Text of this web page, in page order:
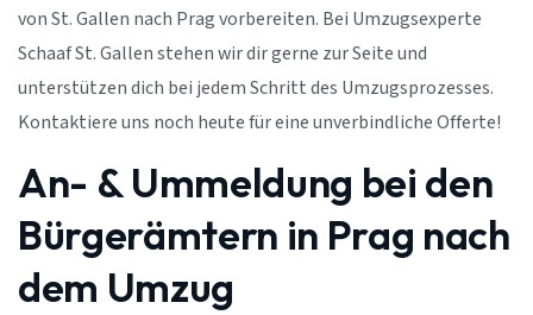
von St. Gallen nach Prag vorbereiten. Bei Umzugsexperte
Schaaf St. Gallen stehen wir dir gerne zur Seite und
unterstützen dich bei jedem Schritt des Umzugsprozesses.
Kontaktiere uns noch heute für eine unverbindliche Offerte!
An- & Ummeldung bei den
Bürgerämtern in Prag nach
dem Umzug